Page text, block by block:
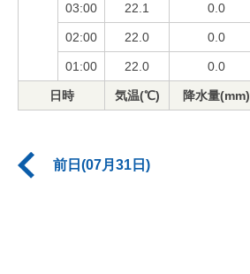
03:00 22.1 0.0
02:00 22.0 0.0
01:00 22.0 0.0
日時 気温(℃) 降水量(mm)
前日(07月31日)